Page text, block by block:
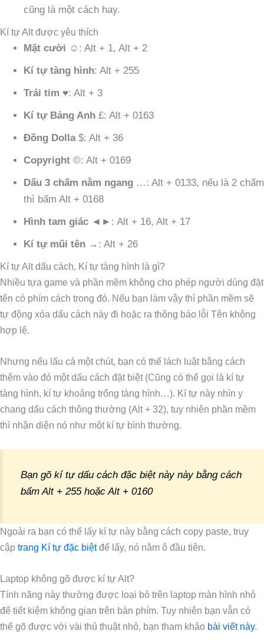
cũng là một cách hay.
Kí tự Alt được yêu thích
Mặt cười ☺: Alt + 1, Alt + 2
Kí tự tàng hình: Alt + 255
Trái tim ♥: Alt + 3
Kí tự Bảng Anh £: Alt + 0163
Đồng Dolla$: Alt + 36
Copyright ©: Alt + 0169
Dấu 3 chấm nằm ngang …: Alt + 0133, nếu là 2 chấm
thì bấm Alt + 0168
Hình tam giác ◄►: Alt + 16, Alt + 17
Kí tự mũi tên →: Alt + 26
Kí tự Alt dấu cách, Kí tự tàng hình là gì?
Nhiều tựa game và phần mềm không cho phép người dùng đặt
tên có phím cách trong đó. Nếu bạn làm vậy thì phần mềm sẽ
tự động xóa dấu cách này đi hoặc ra thông báo lỗi Tên không
hợp lệ.
Nhưng nếu lấu cá một chút, bạn có thể lách luật bằng cách
thêm vào đó một dấu cách đặt biệt (Cũng có thể gọi là kí tự
tàng hình, kí tự khoảng trống tàng hình…). Kí tự này nhìn y
chang dấu cách thông thường (Alt + 32), tuy nhiên phần mềm
thì nhận diện nó như một kí tự bình thường.
Bạn gõ kí tự dấu cách đặc biệt này này bằng cách
bấm Alt + 255 hoặc Alt + 0160
Ngoài ra bạn có thể lấy kí tự này bằng cách copy paste, truy
cập trang Kí tự đặc biệtđể lấy, nó nằm ô đầu tiên.
Laptop không gõ được kí tự Alt?
Tính năng này thường được loại bỏ trên laptop màn hình nhỏ
để tiết kiệm không gian trên bàn phím. Tuy nhiên bạn vẫn có
thể gõ được với vài thủ thuật nhỏ, bạn tham khảo bài viết này.